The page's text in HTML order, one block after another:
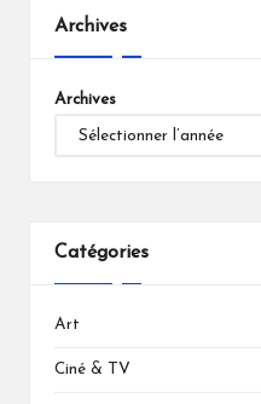
Archives
Archives
Catégories
Art
Ciné & TV